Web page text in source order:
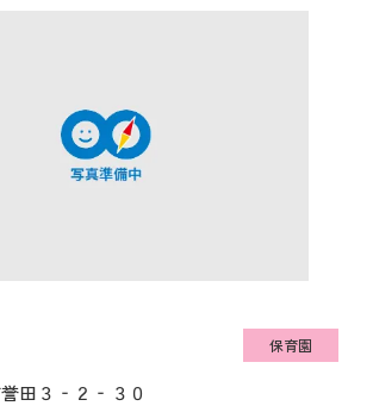
保育園
誉田３‐２‐３０